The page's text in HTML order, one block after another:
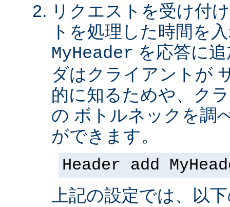
リクエストを受け付
トを処理した時間を
MyHeader を応答に
ダはクライアントが
的に知るためや、ク
の ボトルネックを調
ができます。
Header add
上記の設定では、以